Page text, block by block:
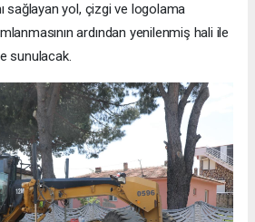
sağlayan yol, çizgi ve logolama
ardından yenilenmiş hali ile
sunulacak.